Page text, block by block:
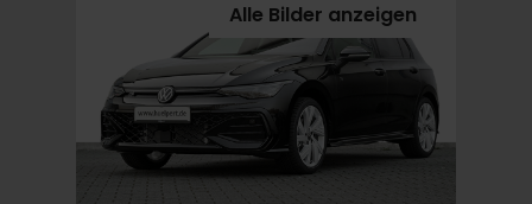
Alle Bilder anzeigen